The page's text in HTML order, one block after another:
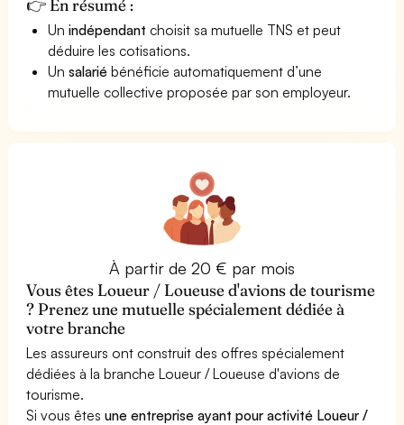
👉 En résumé :
Unindépendant choisit sa mutuelle TNS et peut
déduire les cotisations.
Unsalarié bénéficie automatiquement d’une
mutuelle collective proposée par son employeur.
À partir de 20 € par mois
Vous êtes Loueur / Loueuse d'avions de tourisme
? Prenez une mutuelle spécialement dédiée à
votre branche
Les assureurs ont construit des offres spécialement
dédiées à la branche Loueur / Loueuse d'avions de
tourisme.
Si vous êtesune entreprise ayant pour activité Loueur /